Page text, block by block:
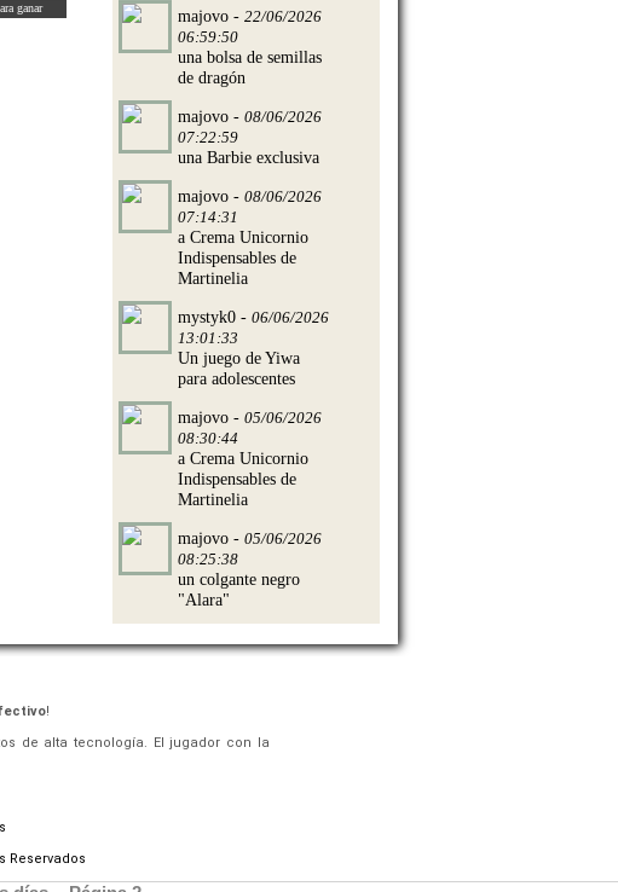
ganar
majovo - 22/06/2026
06:59:50
una bolsa de semillas
de dragón
majovo - 08/06/2026
07:22:59
una Barbie exclusiva
majovo - 08/06/2026
07:14:31
a Crema Unicornio
Indispensables de
Martinelia
mystyk0 - 06/06/2026
13:01:33
Un juego de Yiwa
para adolescentes
majovo - 05/06/2026
08:30:44
a Crema Unicornio
Indispensables de
Martinelia
majovo - 05/06/2026
08:25:38
un colgante negro
"Alara"
!
de alta tecnología. El jugador con la
Reservados